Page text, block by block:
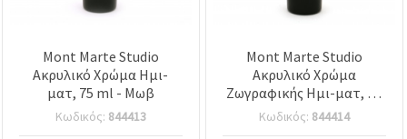
Mont Marte Studio
Ακρυλικό Χρώμα Ημι-
ματ, 75 ml - Μωβ
Κωδικός: 844413
Mont Marte Studio
Ακρυλικό Χρώμα
Ζωγραφικής Ημι-ματ, 75
ml - Μπλε Σερουλέν
(Ουρανί)
Κωδικός: 844414